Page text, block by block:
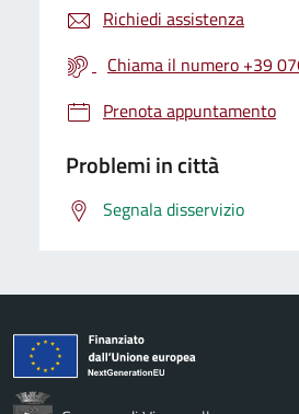
Richiedi assistenza
Chiama il numero +39
Prenota appuntamento
Problemi in città
Segnala disservizio